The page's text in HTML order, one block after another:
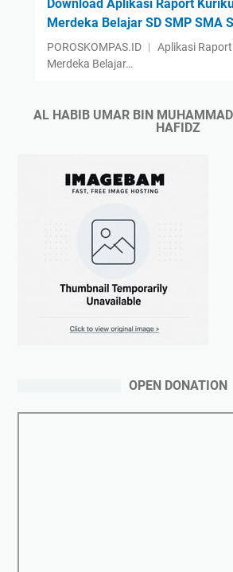
Download Aplikasi Raport
Merdeka Belajar SD SMP SMA
POROSKOMPAS.ID ︱ Aplikasi
Merdeka Belajar…
AL HABIB UMAR BIN
HAFIDZ
OPEN DONATION